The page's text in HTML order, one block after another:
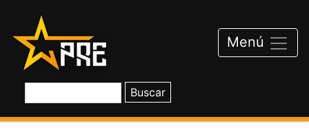
contenido
Menú